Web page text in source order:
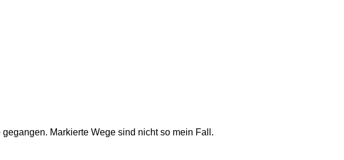
Markierte Wege sind nicht so mein Fall.